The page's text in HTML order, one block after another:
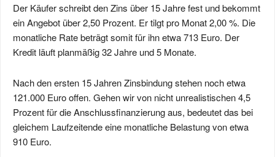
Der Käufer schreibt den Zins über 15 Jahre fest und bekommt
ein Angebot über 2,50 Prozent. Er tilgt pro Monat 2,00 %. Die
monatliche Rate beträgt somit für ihn etwa 713 Euro. Der
Kredit läuft planmäßig 32 Jahre und 5 Monate.
Nach den ersten 15 Jahren Zinsbindung stehen noch etwa
121.000 Euro offen. Gehen wir von nicht unrealistischen 4,5
Prozent für die Anschlussfinanzierung aus, bedeutet das bei
gleichem Laufzeitende eine monatliche Belastung von etwa
910 Euro.